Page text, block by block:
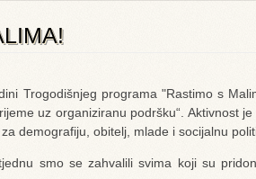
Trogodišnjeg programa "Rastimo s
uz organiziranu podršku“. Aktivnost
demografiju, obitelj, mlade i socijalnu
smo se zahvalili svima koji su